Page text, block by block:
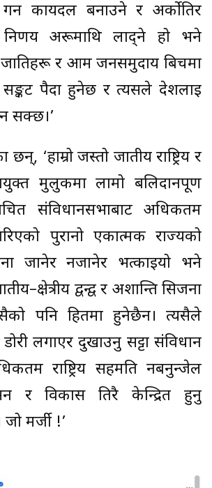
कार्यदल बनाउने र अर्कोतिर
अरूमाथि लाद्ने हो भने
जातिहरू र आम जनसमुदाय बिचमा
सङ्कट पैदा हुनेछ र त्यसले देशलाई
सक्छ।’
‘हाम्रो जस्तो जातीय राष्ट्रिय र
मुलुकमा लामो बलिदानपूर्ण
संविधानसभाबाट अधिकतम
पुरानो एकात्मक राज्यको
जानेर नजानेर भत्काइयो भने
द्वन्द्व र अशान्ति सिर्जना
पनि हितमा हुनेछैन। त्यसैले
लगाएर दुखाउनु सट्टा संविधान
राष्ट्रिय सहमति नबनुन्जेल
र विकास तिरै केन्द्रित हुनु
मर्जी !’